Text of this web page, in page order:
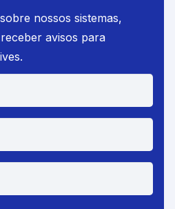
nossos sistemas,
avisos para